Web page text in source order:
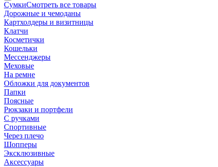
СумкиСмотреть все товары
Дорожные и чемоданы
Картхолдеры и визитницы
Клатчи
Косметички
Кошельки
Мессенджеры
Меховые
На ремне
Обложки для документов
Папки
Поясные
Рюкзаки и портфели
С ручками
Спортивные
Через плечо
Шопперы
Эксклюзивные
Аксессуары